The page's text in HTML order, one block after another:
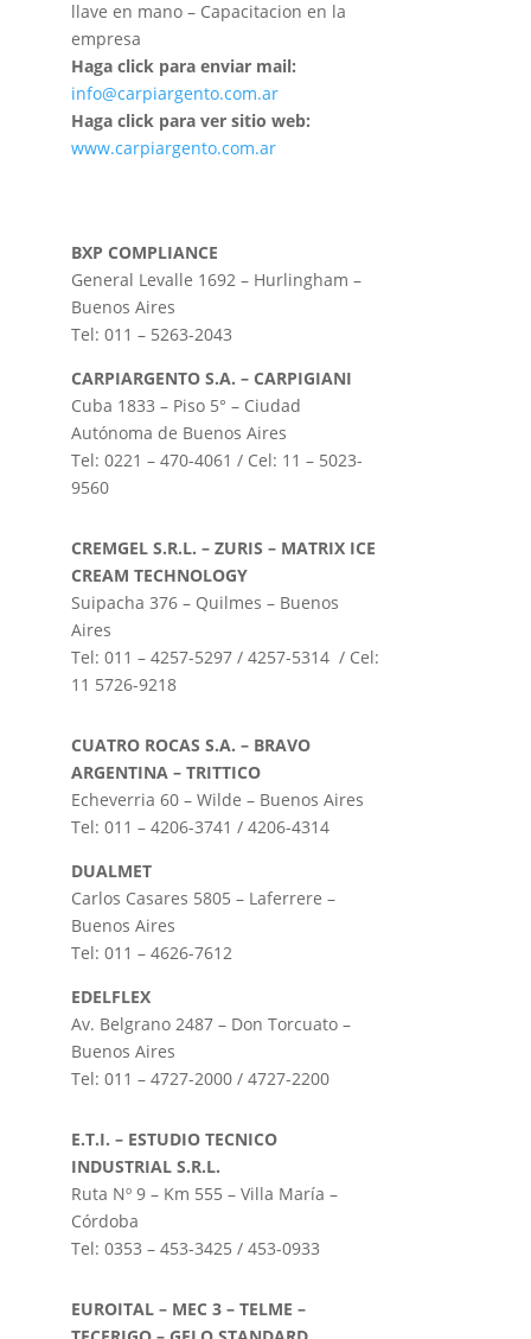
llave en mano – Capacitacion en la
empresa
Haga click para enviar mail:
info@carpiargento.com.ar
Haga click para ver sitio web:
www.carpiargento.com.ar
BXP COMPLIANCE
General Levalle 1692 – Hurlingham –
Buenos Aires
Tel: 011 – 5263-2043
CARPIARGENTO S.A. – CARPIGIANI
Cuba 1833 – Piso 5° – Ciudad
Autónoma de Buenos Aires
Tel: 0221 – 470-4061 / Cel: 11 – 5023-
9560
CREMGEL S.R.L. – ZURIS – MATRIX ICE
CREAM TECHNOLOGY
Suipacha 376 – Quilmes – Buenos
Aires
Tel: 011 – 4257-5297 / 4257-5314 / Cel:
11 5726-9218
CUATRO ROCAS S.A. – BRAVO
ARGENTINA – TRITTICO
Echeverria 60 – Wilde – Buenos Aires
Tel: 011 – 4206-3741 / 4206-4314
DUALMET
Carlos Casares 5805 – Laferrere –
Buenos Aires
Tel: 011 – 4626-7612
EDELFLEX
Av. Belgrano 2487 – Don Torcuato –
Buenos Aires
Tel: 011 – 4727-2000 / 4727-2200
E.T.I. – ESTUDIO TECNICO
INDUSTRIAL S.R.L.
Ruta Nº 9 – Km 555 – Villa María –
Córdoba
Tel: 0353 – 453-3425 / 453-0933
EUROITAL – MEC 3 – TELME –